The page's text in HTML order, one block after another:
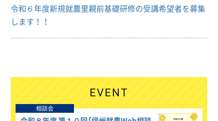
令和６年度新規就農里親前基礎研修の受講希望者を募集
します！！
EVENT
相談会